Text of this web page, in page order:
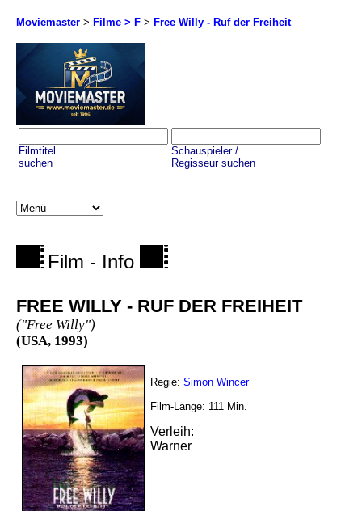
Moviemaster > Filme > F > Free Willy - Ruf der Freiheit
Filmtitel
suchen
Schauspieler /
Regisseur suchen
Film - Info
FREE WILLY - RUF DER FREIHEIT
("Free Willy")
(USA, 1993)
Regie: Simon Wincer
Film-Länge: 111 Min.
Verleih:
Warner